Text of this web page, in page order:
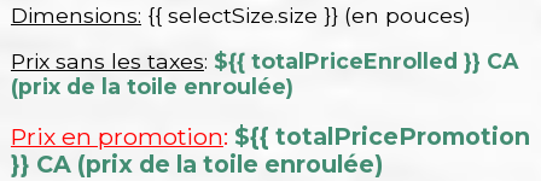
Dimensions: {{ selectSize.size }} (en pouces)
Prix sans les taxes: ${{ totalPriceEnrolled }} CA
(prix de la toile enroulée)
Prix en promotion: ${{ totalPricePromotion
}} CA (prix de la toile enroulée)